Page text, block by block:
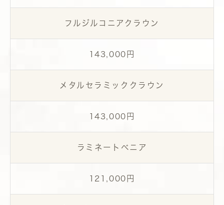
フルジルコニアクラウン
143,000円
メタルセラミッククラウン
143,000円
ラミネートべニア
121,000円